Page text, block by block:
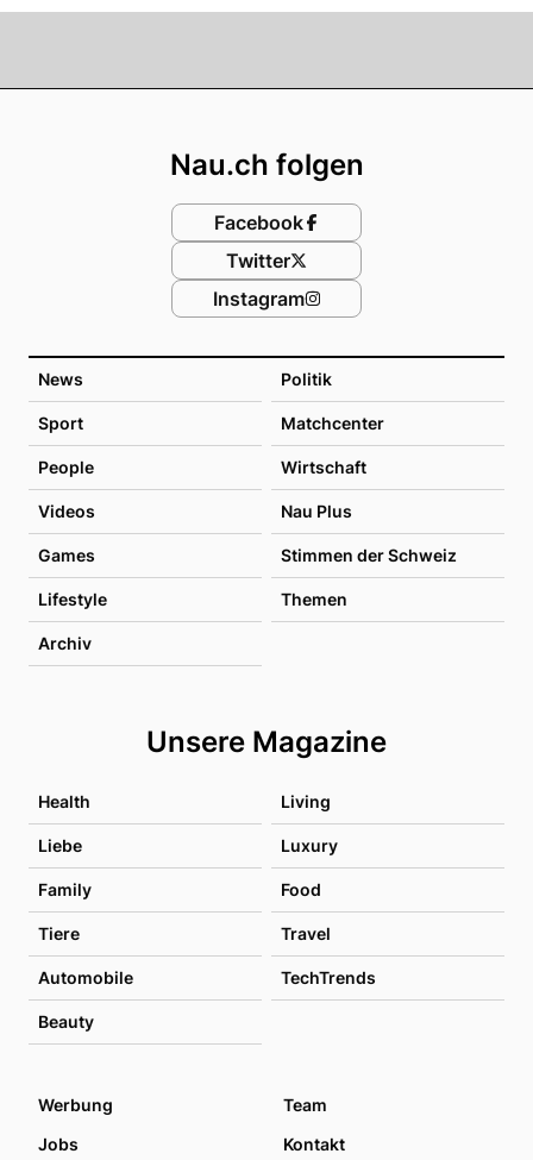
News Politik
Sport Matchcenter
People Wirtschaft
Videos Nau Plus
Games Stimmen der Schweiz
Lifestyle Themen
Archiv
Unsere Magazine
Health Living
Liebe Luxury
Family Food
Tiere Travel
Automobile TechTrends
Beauty
Nau.ch folgen
Facebook
Twitter
Instagram
Werbung
Team
Jobs
Kontakt